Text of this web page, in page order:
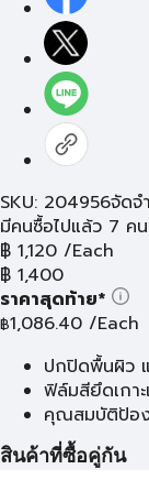
SKU: 204956จัดจ
มีคนซื้อไปแล้ว 7 คน
฿ 1,120 /Each
฿ 1,400
ราคาสุดท้าย*
฿1,086.40 /Each
ปกปิดพื้นผิว
ฟิล์มสียึดเกา
คุณสมบัติป้อง
สินค้าที่ซื้อคู่กัน